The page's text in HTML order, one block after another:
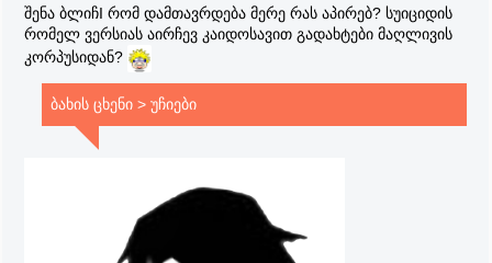
შენა ბლიჩI რომ დამთავრდება მერე რას აპირებ? სუიციდის
რომელ ვერსიას აირჩევ კაიდოსავით გადახტები მაღლივის
კორპუსიდან?
ბახის ცხენი > უჩიები